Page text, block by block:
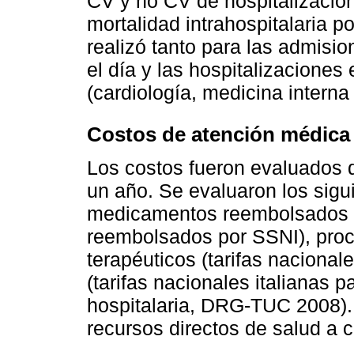
mortalidad intrahospitalaria
realizó tanto para las
el día y las hospitalizaciones
(cardiología, medicina
Costos de atención médica
Los costos fueron evaluados
un año. Se evaluaron los
medicamentos
reembolsados por SSNI),
terapéuticos (tarifas
(tarifas nacionales italianas
hospitalaria, DRG-TUC
recursos directos de salud a